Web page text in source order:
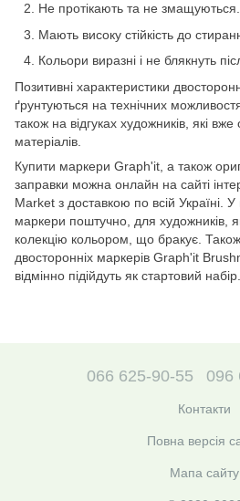
Не протікають та не змащуються.
Мають високу стійкість до
Кольори виразні і не блякнуть
Позитивні характеристики
ґрунтуються на технічних
також на відгуках художників, які
матеріалів.
Купити маркери Graph'it, а також
заправки можна онлайн на сайті
Market з доставкою по всій Україні. У
маркери поштучно, для художників,
колекцію кольором, що бракує.
двосторонніх маркерів Graph'it
відмінно підійдуть як стартовий набір.
066 625-90-55 096
Контакти
Повна версія
Мапа сайту